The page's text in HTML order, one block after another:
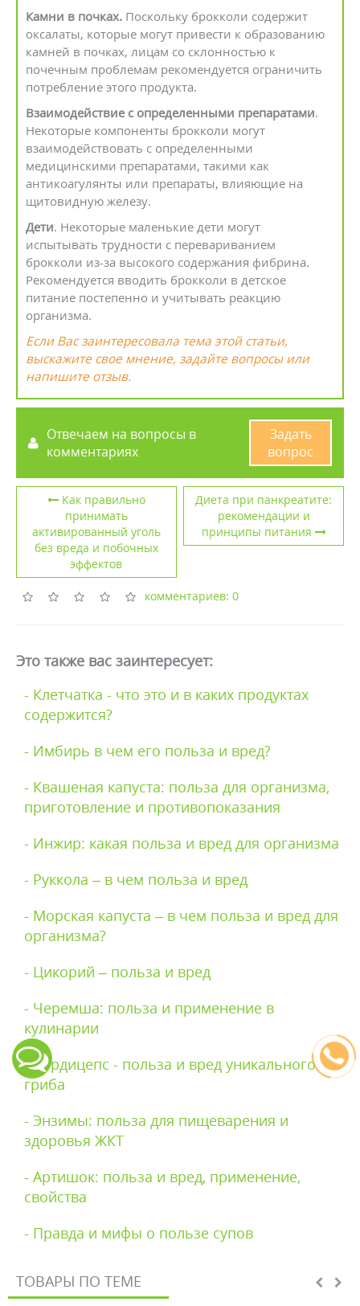
Камни в почках. Поскольку брокколи содержит
оксалаты, которые могут привести к образованию
камней в почках, лицам со склонностью к
почечным проблемам рекомендуется ограничить
потребление этого продукта.
Взаимодействие с определенными препаратами.
Некоторые компоненты брокколи могут
взаимодействовать с определенными
медицинскими препаратами, такими как
антикоагулянты или препараты, влияющие на
щитовидную железу.
Дети. Некоторые маленькие дети могут
испытывать трудности с перевариванием
брокколи из-за высокого содержания фибрина.
Рекомендуется вводить брокколи в детское
питание постепенно и учитывать реакцию
организма.
Если Вас заинтересовала тема этой статьи,
выскажите свое мнение, задайте вопросы или
напишите отзыв.
Отвечаем на вопросы в
комментариях
Задать
вопрос
Как правильно
принимать
активированный уголь
без вреда и побочных
эффектов
Диета при панкреатите:
рекомендации и
принципы питания
комментариев: 0
Это также вас заинтересует:
- Клетчатка - что это и в каких продуктах
содержится?
- Имбирь в чем его польза и вред?
- Квашеная капуста: польза для организма,
приготовление и противопоказания
- Инжир: какая польза и вред для организма
- Руккола – в чем польза и вред
- Морская капуста – в чем польза и вред для
организма?
- Цикорий – польза и вред
- Черемша: польза и применение в
кулинарии
- Кордицепс - польза и вред уникального
гриба
- Энзимы: польза для пищеварения и
здоровья ЖКТ
- Артишок: польза и вред, применение,
свойства
- Правда и мифы о пользе супов
ТОВАРЫ ПО ТЕМЕ